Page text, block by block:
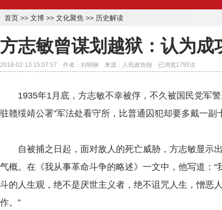
首页 >> 文博 >> 文化聚焦 >> 历史解读
方志敏曾谋划越狱：认为成
2018-02-13 15:07:57 作者：刘明钢 来源：人民政协报 已浏览1795次
1935年1月底，方志敏不幸被俘，不久被国民党军警
驻赣绥靖公署”军法处看守所，比普通囚犯却要多戴一副
自被捕之日起，面对敌人的死亡威胁，方志敏显示
气概。在《我从事革命斗争的略述》一文中，他写道：
斗的人生观，绝不是厌世主义者，绝不诅咒人生，憎恶
作。”